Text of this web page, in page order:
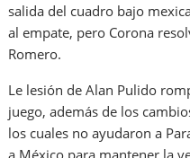
salida del cuadro bajo
al empate, pero Corona
Romero.
Le lesión de Alan Pulido
juego, además de los
los cuales no ayudaron a